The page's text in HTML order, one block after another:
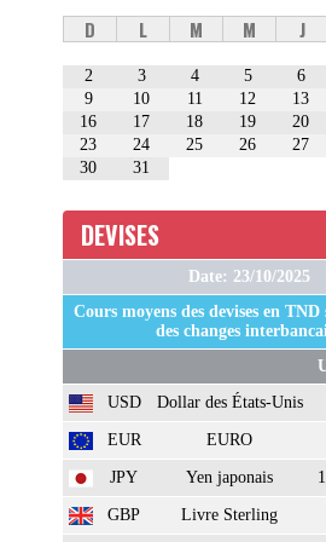
D L M M J
2
3 4 5 6
9
10 11 12 13
16
17 18 19 20
23
24 25 26 27
30
31
DEVISES
Date: 23/10/2025
Cours moyens des devises en
des changes
USD
Dollar des États-Unis
EUR EURO
JPY Yen japonais
GBP Livre Sterling